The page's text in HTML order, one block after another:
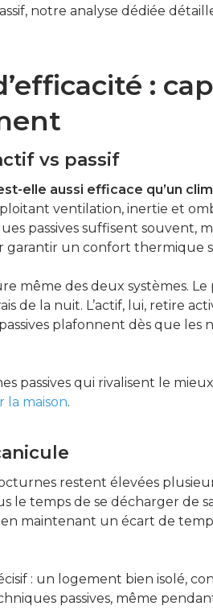
notre analyse dédiée
:
vs passif
elle aussi efficace qu’un
ventilation, inertie et
passives suffisent souvent,
garantir un confort thermique
même des deux systèmes.
de la nuit. L’actif, lui, retire
plafonnent dès que
passives qui rivalisent le
la maison.
restent élevées
le temps de se décharger de
maintenant un écart de
: un logement bien isolé,
passives, même